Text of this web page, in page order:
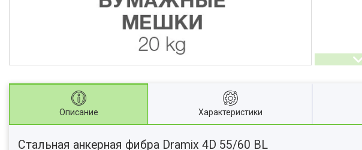
Описание Характеристики
Стальная анкерная фибра Dramix 4D 55/60 BL